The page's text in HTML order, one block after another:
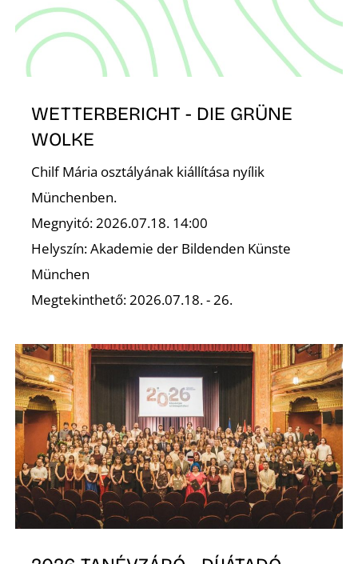
WETTERBERICHT - DIE GRÜNE
WOLKE
Chilf Mária osztályának kiállítása nyílik
Münchenben.
Megnyitó: 2026.07.18. 14:00
Helyszín: Akademie der Bildenden Künste
München
Megtekinthető: 2026.07.18. - 26.